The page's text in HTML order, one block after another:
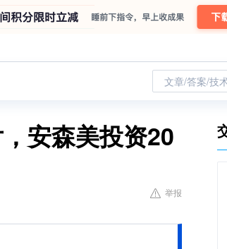
文章/答案/技
安森美投资20
举报